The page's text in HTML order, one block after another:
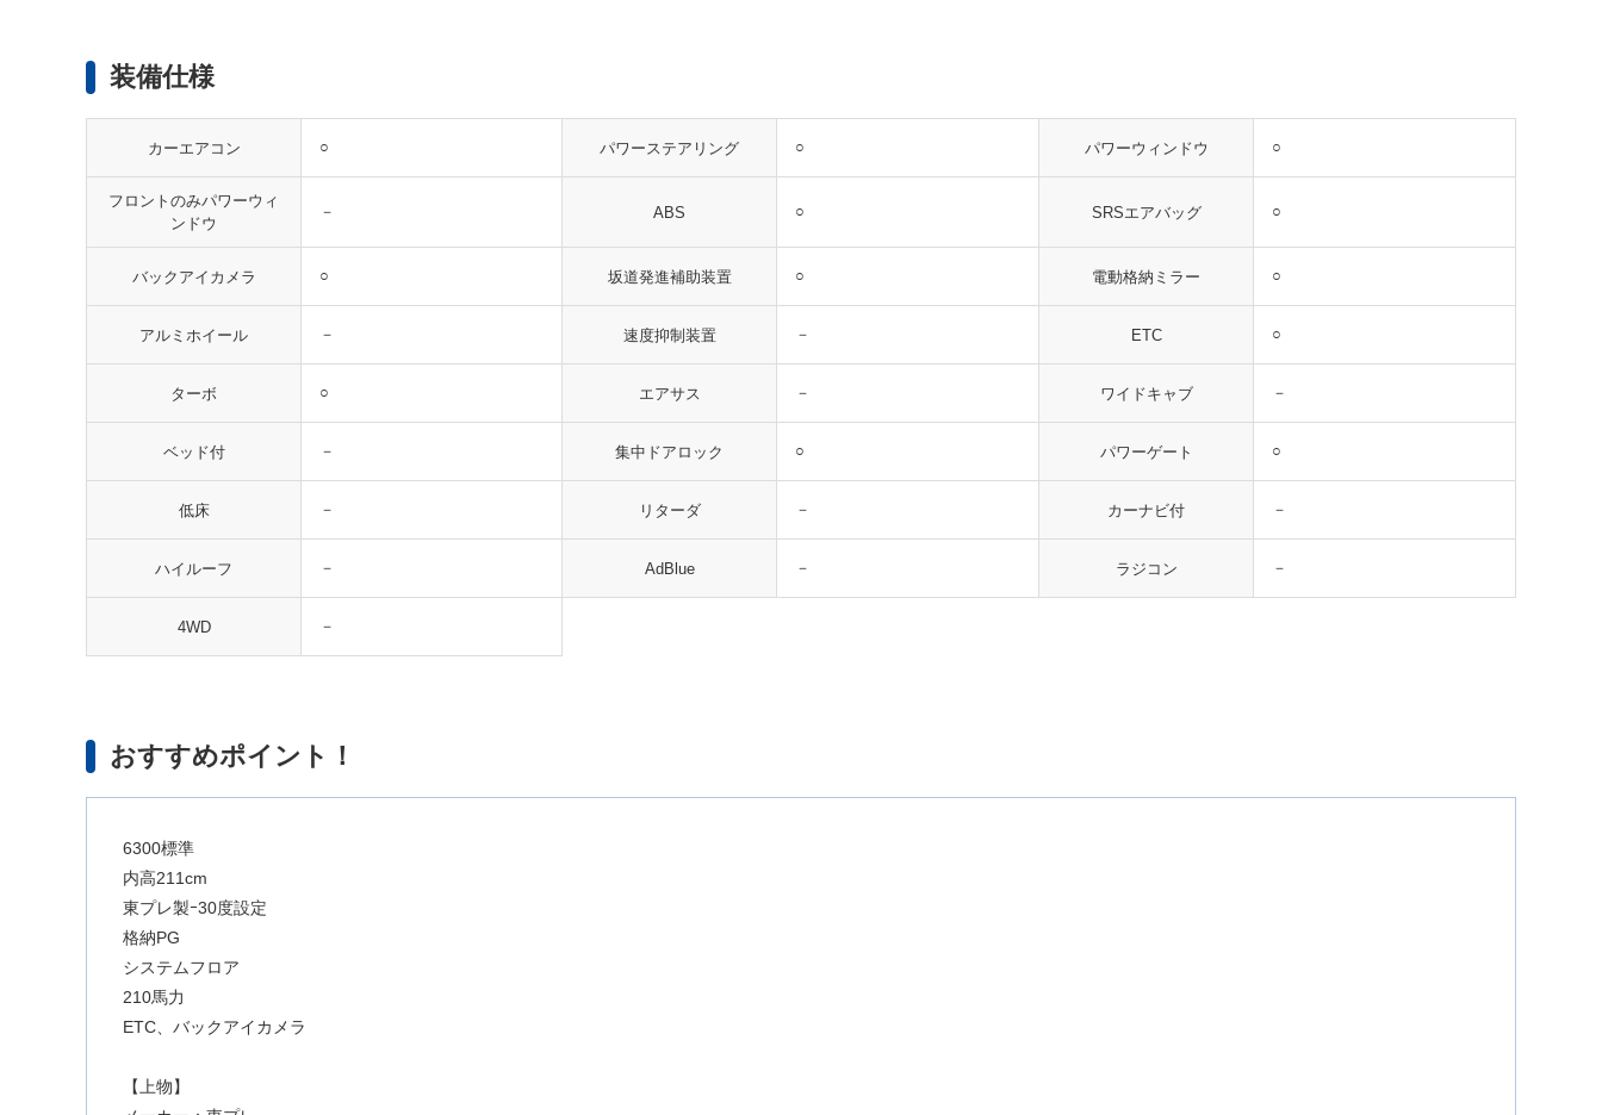
装備仕様
カーエアコン ○ パワーステアリング ○ パワーウィンドウ ○
フロントのみパワーウィ
ンドウ
－ ABS ○ SRSエアバッグ ○
バックアイカメラ ○ 坂道発進補助装置 ○ 電動格納ミラー ○
アルミホイール － 速度抑制装置 － ETC ○
ターボ ○ エアサス － ワイドキャブ －
ベッド付 － 集中ドアロック ○ パワーゲート ○
低床 － リターダ － カーナビ付 －
ハイルーフ － AdBlue － ラジコン －
4WD －
おすすめポイント！
6300標準
内高211cm
東プレ製ｰ30度設定
格納PG
システムフロア
210馬力
ETC、バックアイカメラ
【上物】